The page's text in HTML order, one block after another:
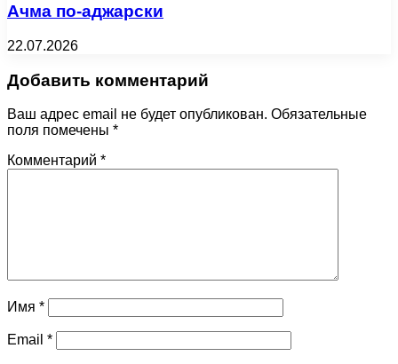
Ачма по-аджарски
22.07.2026
Добавить комментарий
Ваш адрес email не будет опубликован. Обязательные
поля помечены *
Комментарий *
Имя *
Email *